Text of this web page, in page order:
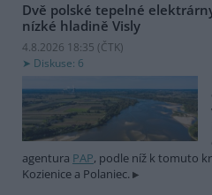
Dvě polské tepelné
nízké hladině Visly
4.8.2026 18:35 (ČTK)
Diskuse: 6
agentura PAP, podle níž k tomuto
Kozienice a Polaniec.